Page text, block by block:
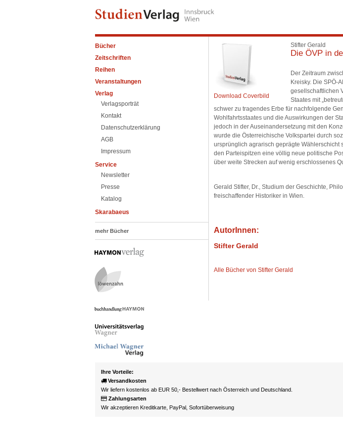
Bücher
Zeitschriften
Reihen
Veranstaltungen
Verlag
Verlagsporträt
Kontakt
Datenschutzerklärung
AGB
Impressum
Service
Newsletter
Presse
Katalog
Skarabaeus
mehr Bücher
Download Coverbild
Stifter Gerald
Die ÖVP in
Der Zeitraum
Kreisky. Die SPÖ-
gesellschaftlichen
Staates mit
schwer zu tragendes Erbe für nachfolgende
Wohlfahrtsstaates und die Auswirkungen der
jedoch in der Auseinandersetzung mit den
wurde die Österreichische Volkspartei durch
ursprünglich agrarisch geprägte
den Parteispitzen eine völlig neue politische
über weite Strecken auf wenig erschlossenes
Gerald Stifter, Dr., Studium der Geschichte,
freischaffender Historiker in Wien.
AutorInnen:
Stifter Gerald
Alle Bücher von Stifter Gerald
Ihre Vorteile:
Versandkosten
Wir liefern kostenlos ab EUR 50,- Bestellwert nach Österreich und Deutschland.
Zahlungsarten
Wir akzeptieren Kreditkarte, PayPal, Sofortüberweisung